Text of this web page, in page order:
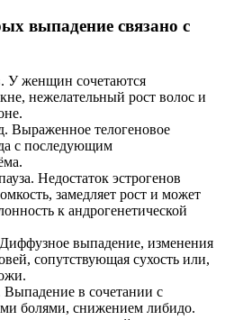
выпадение связано с
У женщин сочетаются
нежелательный рост волос и
Выраженное телогеновое
с последующим
Недостаток эстрогенов
замедляет рост и может
к андрогенетической
выпадение, изменения
сопутствующая сухость или,
в сочетании с
болями, снижением либидо.